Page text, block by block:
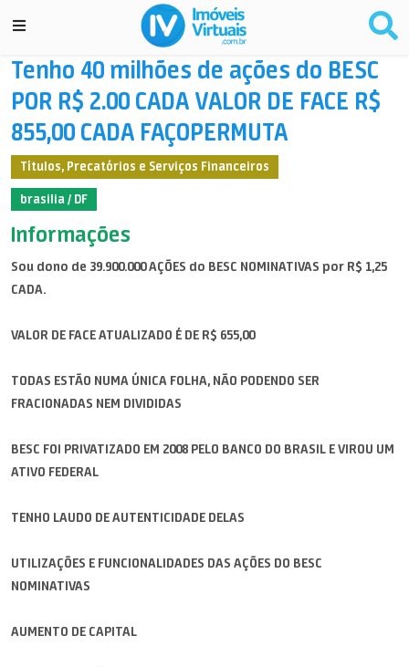
Tenho 40 milhões de ações do BESC
POR R$ 2.00 CADA VALOR DE FACE R$
855,00 CADA FAÇOPERMUTA
Títulos, Precatórios e Serviços Financeiros
brasilia / DF
Informações
Sou dono de 39.900.000 AÇÕES do BESC NOMINATIVAS por R$ 1,25
CADA.
VALOR DE FACE ATUALIZADO É DE R$ 655,00
TODAS ESTÃO NUMA ÚNICA FOLHA, NÃO PODENDO SER
FRACIONADAS NEM DIVIDIDAS
BESC FOI PRIVATIZADO EM 2008 PELO BANCO DO BRASIL E VIROU UM
ATIVO FEDERAL
TENHO LAUDO DE AUTENTICIDADE DELAS
UTILIZAÇÕES E FUNCIONALIDADES DAS AÇÕES DO BESC
NOMINATIVAS
AUMENTO DE CAPITAL